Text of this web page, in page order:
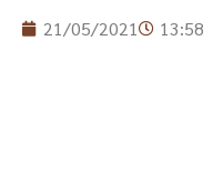
21/05/2021 13:58